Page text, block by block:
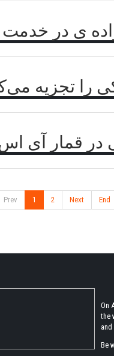
ی در خدمت
را تجزیه
در قمار آی
Prev 1 2 Next End
On
the
Be